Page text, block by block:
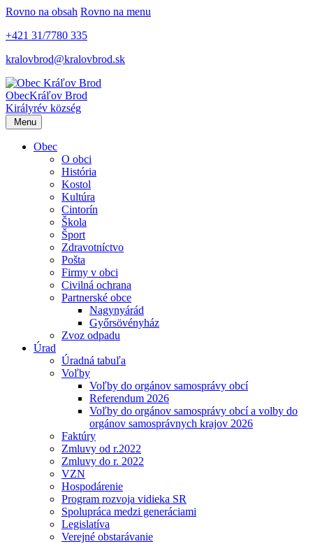
Rovno na obsah Rovno na menu
+421 31/7780 335
kralovbrod@kralovbrod.sk
ObecKráľov Brod
Királyrév község
Menu
Obec
O obci
História
Kostol
Kultúra
Cintorín
Škola
Šport
Zdravotníctvo
Pošta
Firmy v obci
Civilná ochrana
Partnerské obce
Nagynyárád
Győrsövényház
Zvoz odpadu
Úrad
Úradná tabuľa
Voľby
Voľby do orgánov samosprávy obcí
Referendum 2026
Voľby do orgánov samosprávy obcí a volby do
orgánov samosprávnych krajov 2026
Faktúry
Zmluvy od r.2022
Zmluvy do r. 2022
VZN
Hospodárenie
Program rozvoja vidieka SR
Spolupráca medzi generáciami
Legislatíva
Verejné obstarávanie